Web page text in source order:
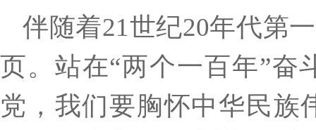
伴随着21世纪20年代第
页。站在“两个一百年”奋
党，我们要胸怀中华民族